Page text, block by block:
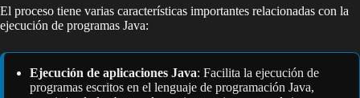
El proceso tiene varias características importantes relacionadas con la
ejecución de programas Java:
Ejecución de aplicaciones Java: Facilita la ejecución de
programas escritos en el lenguaje de programación Java,